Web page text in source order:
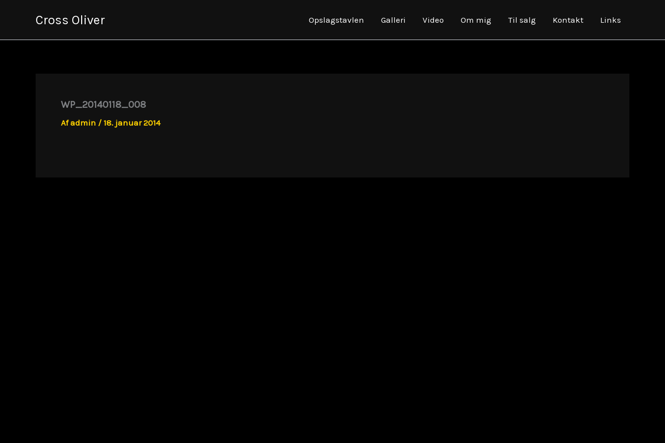
Cross Oliver Opslagstavlen Galleri Video Om mig Til salg Kontakt Links
WP_20140118_008
Afadmin / 18. januar 2014